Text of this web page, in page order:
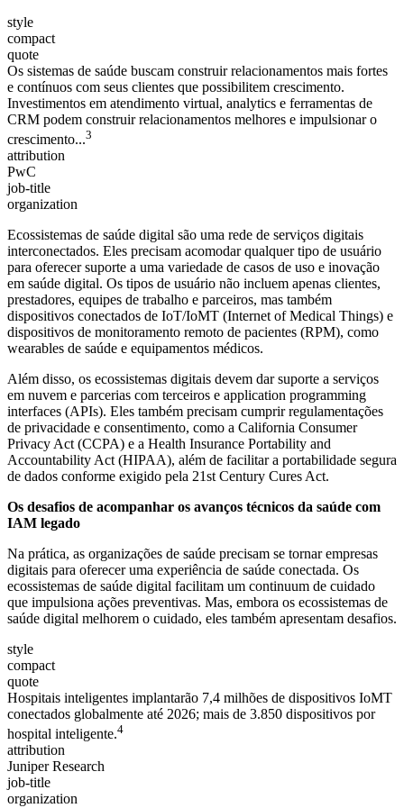
style
compact
quote
Os sistemas de saúde buscam construir relacionamentos mais fortes
e contínuos com seus clientes que possibilitem crescimento.
Investimentos em atendimento virtual, analytics e ferramentas de
CRM podem construir relacionamentos melhores e impulsionar o
crescimento...3
attribution
PwC
job-title
organization
Ecossistemas de saúde digital são uma rede de serviços digitais
interconectados. Eles precisam acomodar qualquer tipo de usuário
para oferecer suporte a uma variedade de casos de uso e inovação
em saúde digital. Os tipos de usuário não incluem apenas clientes,
prestadores, equipes de trabalho e parceiros, mas também
dispositivos conectados de IoT/IoMT (Internet of Medical Things) e
dispositivos de monitoramento remoto de pacientes (RPM), como
wearables de saúde e equipamentos médicos.
Além disso, os ecossistemas digitais devem dar suporte a serviços
em nuvem e parcerias com terceiros e application programming
interfaces (APIs). Eles também precisam cumprir regulamentações
de privacidade e consentimento, como a California Consumer
Privacy Act (CCPA) e a Health Insurance Portability and
Accountability Act (HIPAA), além de facilitar a portabilidade segura
de dados conforme exigido pela 21st Century Cures Act.
Os desafios de acompanhar os avanços técnicos da saúde com
IAM legado
Na prática, as organizações de saúde precisam se tornar empresas
digitais para oferecer uma experiência de saúde conectada. Os
ecossistemas de saúde digital facilitam um continuum de cuidado
que impulsiona ações preventivas. Mas, embora os ecossistemas de
saúde digital melhorem o cuidado, eles também apresentam desafios.
style
compact
quote
Hospitais inteligentes implantarão 7,4 milhões de dispositivos IoMT
conectados globalmente até 2026; mais de 3.850 dispositivos por
hospital inteligente.4
attribution
Juniper Research
job-title
organization